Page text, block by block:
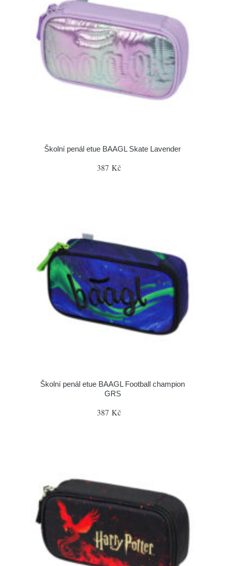
Školní penál etue BAAGL Skate Lavender
387 Kč
Školní penál etue BAAGL Football champion
GRS
387 Kč